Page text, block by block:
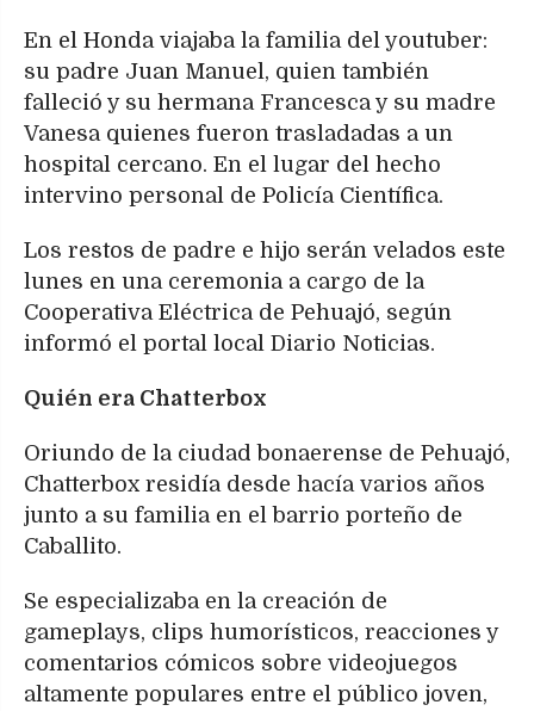
En el Honda viajaba la familia del youtuber:
su padre Juan Manuel, quien también
falleció y su hermana Francesca y su madre
Vanesa quienes fueron trasladadas a un
hospital cercano. En el lugar del hecho
intervino personal de Policía Científica.
Los restos de padre e hijo serán velados este
lunes en una ceremonia a cargo de la
Cooperativa Eléctrica de Pehuajó, según
informó el portal local Diario Noticias.
Quién era Chatterbox
Oriundo de la ciudad bonaerense de Pehuajó,
Chatterbox residía desde hacía varios años
junto a su familia en el barrio porteño de
Caballito.
Se especializaba en la creación de
gameplays, clips humorísticos, reacciones y
comentarios cómicos sobre videojuegos
altamente populares entre el público joven,